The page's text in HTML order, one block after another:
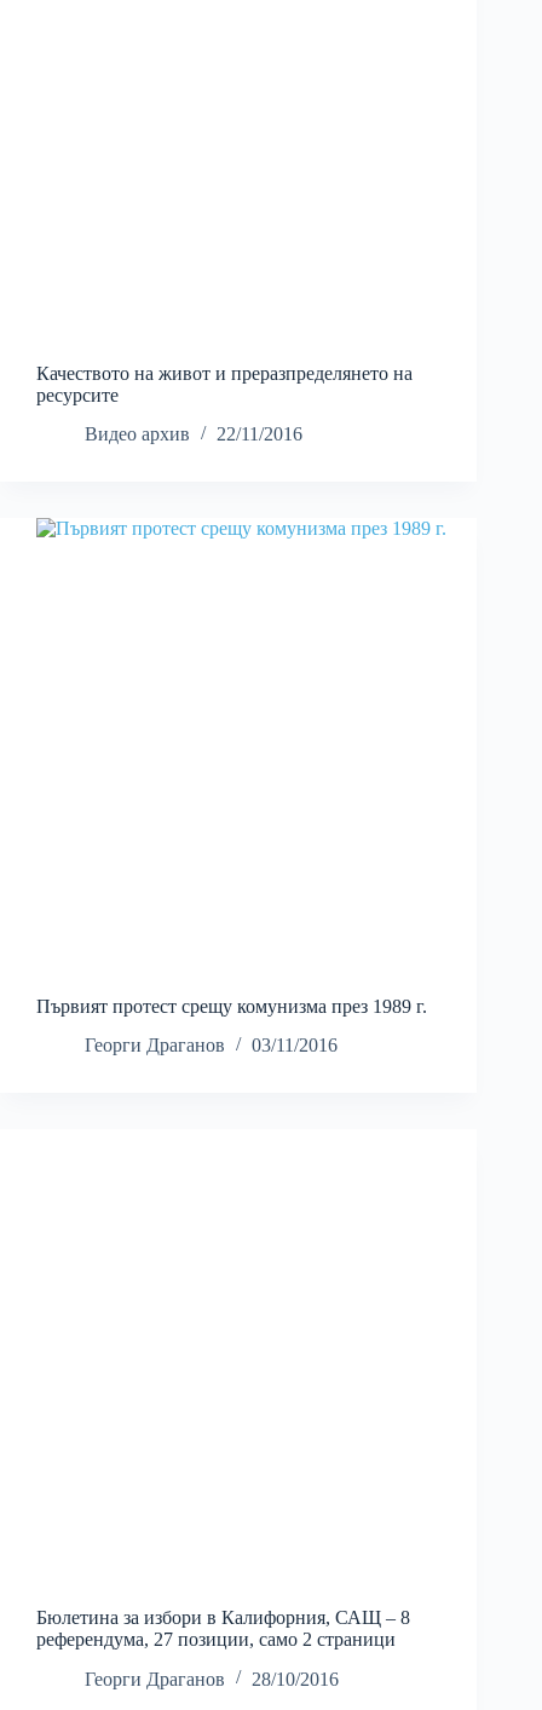
Качеството на живот и преразпределянето на
ресурсите
Видео архив
22/11/2016
Първият протест срещу комунизма през 1989 г.
Георги Драганов
03/11/2016
Бюлетина за избори в Калифорния, САЩ – 8
референдума, 27 позиции, само 2 страници
Георги Драганов
28/10/2016